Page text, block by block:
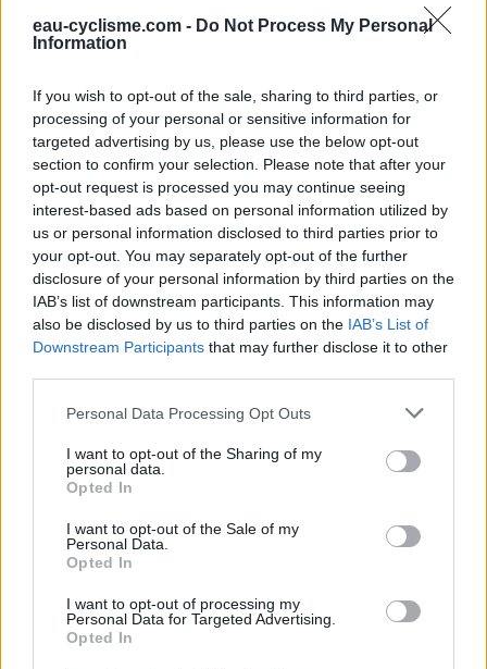
eau-cyclisme.com - Do Not Process My Personal
Information
If you wish to opt-out of the sale, sharing to third parties, or
processing of your personal or sensitive information for
targeted advertising by us, please use the below opt-out
section to confirm your selection. Please note that after your
opt-out request is processed you may continue seeing
interest-based ads based on personal information utilized by
us or personal information disclosed to third parties prior to
your opt-out. You may separately opt-out of the further
disclosure of your personal information by third parties on the
IAB’s list of downstream participants. This information may
also be disclosed by us to third parties on the IAB’s List of
Downstream Participants that may further disclose it to other
Personal Data Processing Opt Outs
I want to opt-out of the Sharing of my
personal data.
Opted In
I want to opt-out of the Sale of my
Personal Data.
Opted In
I want to opt-out of processing my
Personal Data for Targeted Advertising.
Opted In